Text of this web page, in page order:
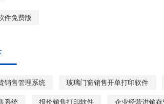
件免费版
销售管理系统 玻璃门窗销售开单打印软件
系统 报价销售打印软件 企业经营进销